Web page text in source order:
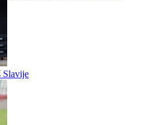
Sloge pred početak Premijer